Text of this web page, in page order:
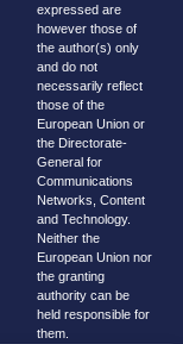
expressed are
however those of
the author(s) only
and do not
necessarily reflect
those of the
European Union or
the Directorate-
General for
Communications
Networks, Content
and Technology.
Neither the
European Union nor
the granting
authority can be
held responsible for
them.